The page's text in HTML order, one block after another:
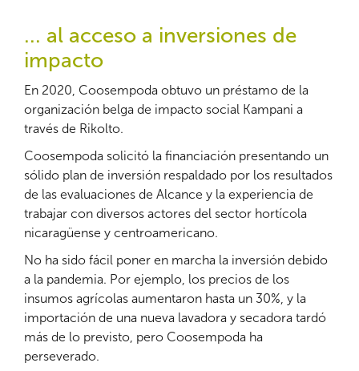
... al acceso a inversiones de
impacto
En 2020, Coosempoda obtuvo un préstamo de la
organización belga de impacto social Kampani a
través de Rikolto.
Coosempoda solicitó la financiación presentando un
sólido plan de inversión respaldado por los resultados
de las evaluaciones de Alcance y la experiencia de
trabajar con diversos actores del sector hortícola
nicaragüense y centroamericano.
No ha sido fácil poner en marcha la inversión debido
a la pandemia. Por ejemplo, los precios de los
insumos agrícolas aumentaron hasta un 30%, y la
importación de una nueva lavadora y secadora tardó
más de lo previsto, pero Coosempoda ha
perseverado.